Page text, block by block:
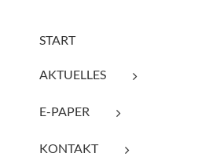
START
AKTUELLES
E-PAPER
KONTAKT